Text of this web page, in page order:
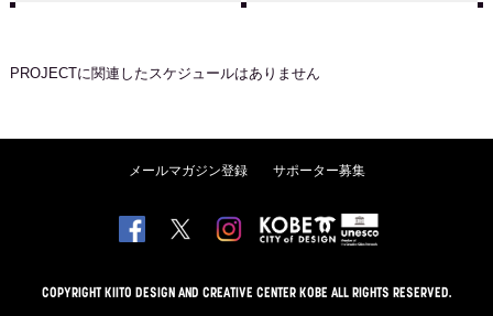
PROJECTに関連したスケジュールはありません
メールマガジン登録 サポーター募集
COPYRIGHT KIITO DESIGN AND CREATIVE CENTER KOBE ALL RIGHTS RESERVED.